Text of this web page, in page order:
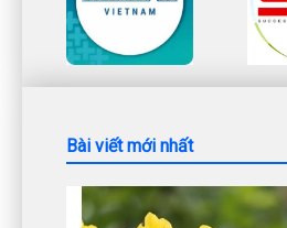
Bài viết mới nhất